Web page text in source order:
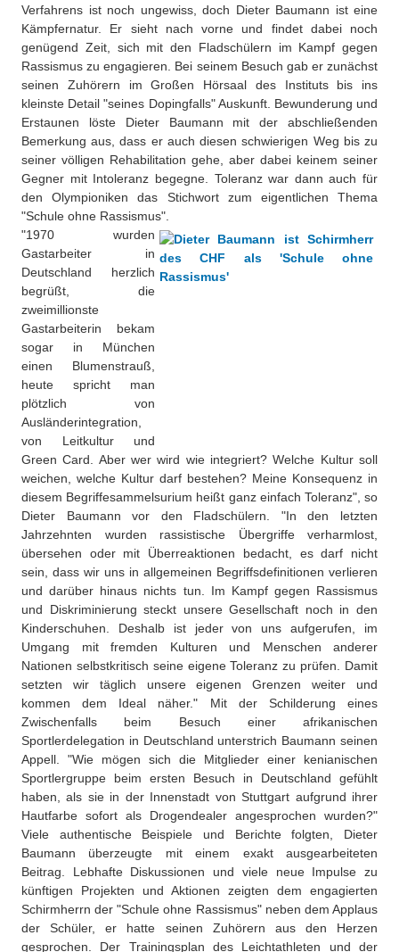
Verfahrens ist noch ungewiss, doch Dieter Baumann ist eine
Kämpfernatur. Er sieht nach vorne und findet dabei noch
genügend Zeit, sich mit den Fladschülern im Kampf gegen
Rassismus zu engagieren. Bei seinem Besuch gab er zunächst
seinen Zuhörern im Großen Hörsaal des Instituts bis ins
kleinste Detail "seines Dopingfalls" Auskunft. Bewunderung und
Erstaunen löste Dieter Baumann mit der abschließenden
Bemerkung aus, dass er auch diesen schwierigen Weg bis zu
seiner völligen Rehabilitation gehe, aber dabei keinem seiner
Gegner mit Intoleranz begegne. Toleranz war dann auch für
den Olympioniken das Stichwort zum eigentlichen Thema
"Schule ohne Rassismus".
"1970 wurden
Gastarbeiter in
Deutschland herzlich
begrüßt, die
zweimillionste
Gastarbeiterin bekam
sogar in München
einen Blumenstrauß,
heute spricht man
plötzlich von
Ausländerintegration,
von Leitkultur und
Green Card. Aber wer wird wie integriert? Welche Kultur soll
weichen, welche Kultur darf bestehen? Meine Konsequenz in
diesem Begriffesammelsurium heißt ganz einfach Toleranz", so
Dieter Baumann vor den Fladschülern. "In den letzten
Jahrzehnten wurden rassistische Übergriffe verharmlost,
übersehen oder mit Überreaktionen bedacht, es darf nicht
sein, dass wir uns in allgemeinen Begriffsdefinitionen verlieren
und darüber hinaus nichts tun. Im Kampf gegen Rassismus
und Diskriminierung steckt unsere Gesellschaft noch in den
Kinderschuhen. Deshalb ist jeder von uns aufgerufen, im
Umgang mit fremden Kulturen und Menschen anderer
Nationen selbstkritisch seine eigene Toleranz zu prüfen. Damit
setzten wir täglich unsere eigenen Grenzen weiter und
kommen dem Ideal näher." Mit der Schilderung eines
Zwischenfalls beim Besuch einer afrikanischen
Sportlerdelegation in Deutschland unterstrich Baumann seinen
Appell. "Wie mögen sich die Mitglieder einer kenianischen
Sportlergruppe beim ersten Besuch in Deutschland gefühlt
haben, als sie in der Innenstadt von Stuttgart aufgrund ihrer
Hautfarbe sofort als Drogendealer angesprochen wurden?"
Viele authentische Beispiele und Berichte folgten, Dieter
Baumann überzeugte mit einem exakt ausgearbeiteten
Beitrag. Lebhafte Diskussionen und viele neue Impulse zu
künftigen Projekten und Aktionen zeigten dem engagierten
Schirmherrn der "Schule ohne Rassismus" neben dem Applaus
der Schüler, er hatte seinen Zuhörern aus den Herzen
gesprochen. Der Trainingsplan des Leichtathleten und der